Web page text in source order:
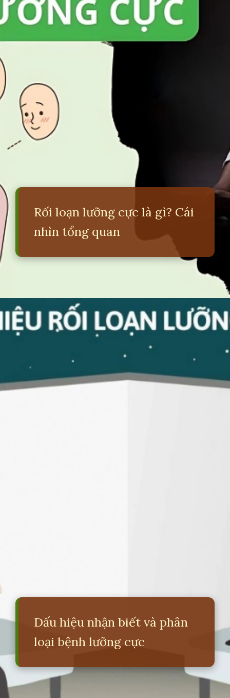
Rối loạn lưỡng cực là gì? Cái
nhìn tổng quan
Đang mởhttps://erci.edu.vn/roi-loan-luong-cuc-la-gi
Dấu hiệu nhận biết và phân
loại bệnh lưỡng cực